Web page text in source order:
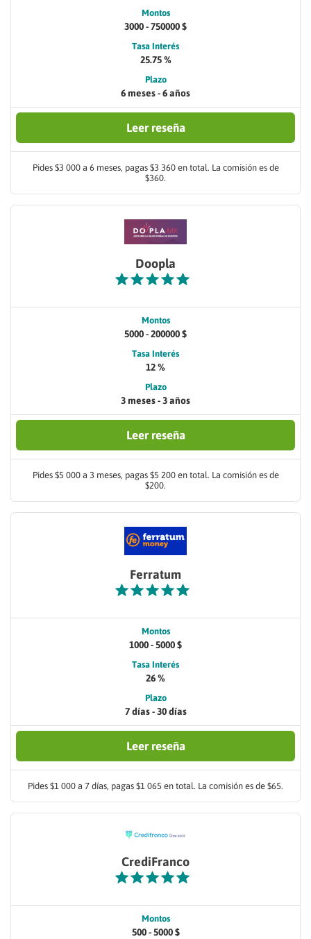
Montos
3000 - 750000 $
Tasa Interés
25.75 %
Plazo
6 meses - 6 años
Leer reseña
Pides $3 000 a 6 meses, pagas $3 360 en total. La comisión es de
$360.
Doopla
Montos
5000 - 200000 $
Tasa Interés
12 %
Plazo
3 meses - 3 años
Leer reseña
Pides $5 000 a 3 meses, pagas $5 200 en total. La comisión es de
$200.
Ferratum
Montos
1000 - 5000 $
Tasa Interés
26 %
Plazo
7 días - 30 días
Leer reseña
Pides $1 000 a 7 días, pagas $1 065 en total. La comisión es de $65.
CrediFranco
Montos
500 - 5000 $